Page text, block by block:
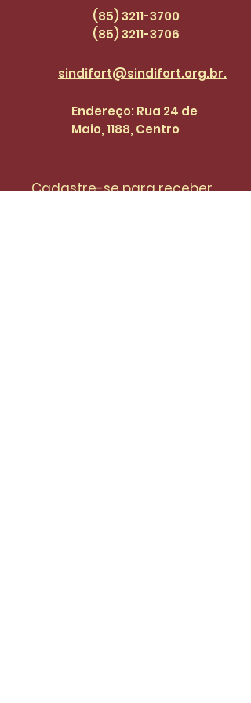
(85) 3211-3700
(85) 3211-3706
sindifort@sindifort.org.br.
Endereço: Rua 24 de
Maio, 1188, Centro
Cadastre-se para receber